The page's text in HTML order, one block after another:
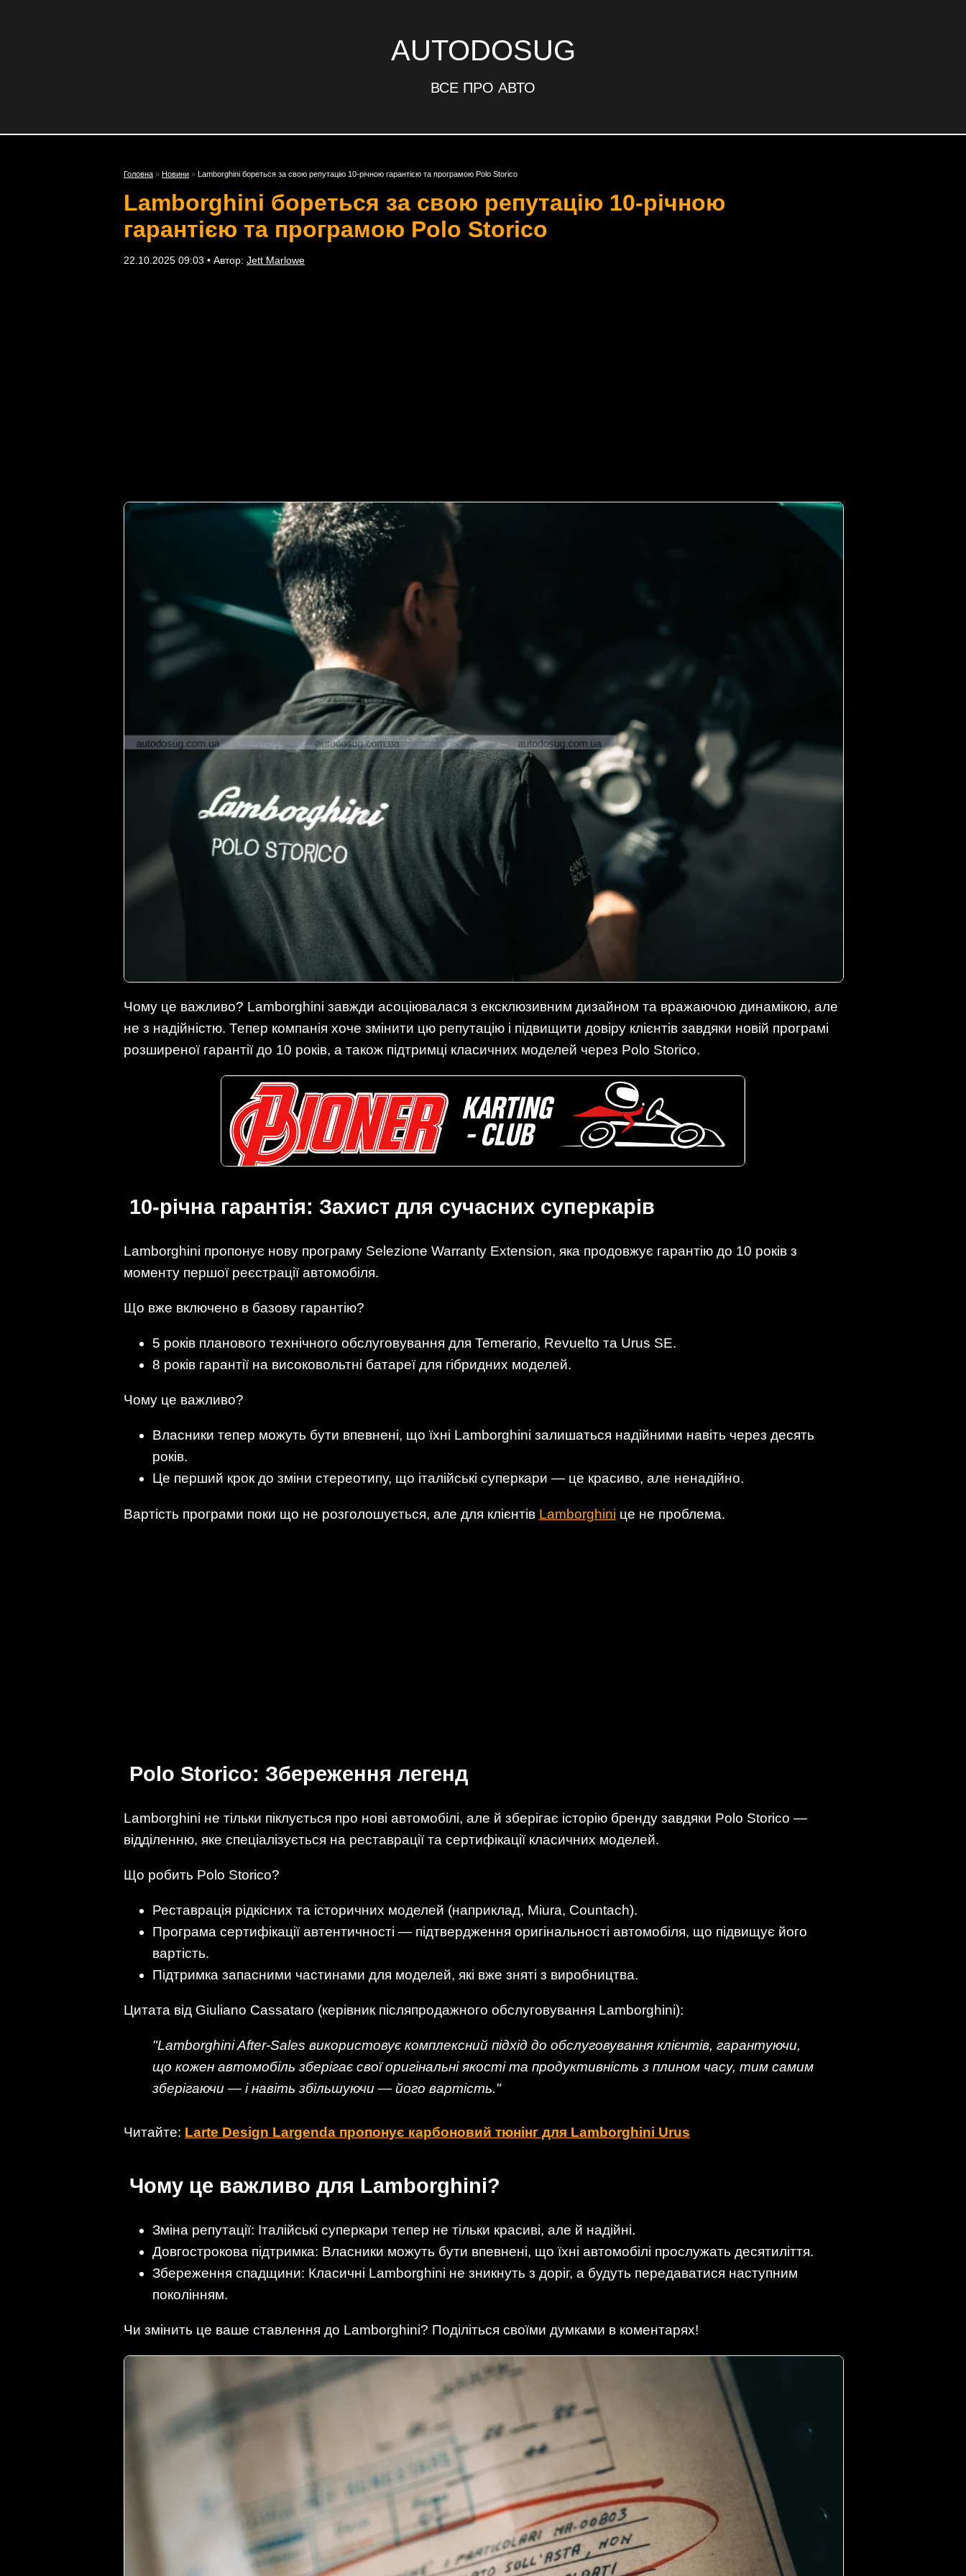
AUTODOSUG
ВСЕ ПРО АВТО
Головна » Новини » Lamborghini бореться за свою репутацію 10-річною гарантією та програмою Polo Storico
Lamborghini бореться за свою репутацію 10-річною
гарантією та програмою Polo Storico
22.10.2025 09:03 • Автор: Jett Marlowe
Чому це важливо? Lamborghini завжди асоціювалася з ексклюзивним дизайном та вражаючою динамікою, але
не з надійністю. Тепер компанія хоче змінити цю репутацію і підвищити довіру клієнтів завдяки новій програмі
розширеної гарантії до 10 років, а також підтримці класичних моделей через Polo Storico.
10-річна гарантія: Захист для сучасних суперкарів
Lamborghini пропонує нову програму Selezione Warranty Extension, яка продовжує гарантію до 10 років з
моменту першої реєстрації автомобіля.
Що вже включено в базову гарантію?
5 років планового технічного обслуговування для Temerario, Revuelto та Urus SE.
8 років гарантії на високовольтні батареї для гібридних моделей.
Чому це важливо?
Власники тепер можуть бути впевнені, що їхні Lamborghini залишаться надійними навіть через десять
років.
Це перший крок до зміни стереотипу, що італійські суперкари — це красиво, але ненадійно.
Вартість програми поки що не розголошується, але для клієнтів Lamborghini це не проблема.
Polo Storico: Збереження легенд
Lamborghini не тільки піклується про нові автомобілі, але й зберігає історію бренду завдяки Polo Storico —
відділенню, яке спеціалізується на реставрації та сертифікації класичних моделей.
Що робить Polo Storico?
Реставрація рідкісних та історичних моделей (наприклад, Miura, Countach).
Програма сертифікації автентичності — підтвердження оригінальності автомобіля, що підвищує його
вартість.
Підтримка запасними частинами для моделей, які вже зняті з виробництва.
Цитата від Giuliano Cassataro (керівник післяпродажного обслуговування Lamborghini):
"Lamborghini After-Sales використовує комплексний підхід до обслуговування клієнтів, гарантуючи,
що кожен автомобіль зберігає свої оригінальні якості та продуктивність з плином часу, тим самим
зберігаючи — і навіть збільшуючи — його вартість."
Читайте: Larte Design Largenda пропонує карбоновий тюнінг для Lamborghini Urus
Чому це важливо для Lamborghini?
Зміна репутації: Італійські суперкари тепер не тільки красиві, але й надійні.
Довгострокова підтримка: Власники можуть бути впевнені, що їхні автомобілі прослужать десятиліття.
Збереження спадщини: Класичні Lamborghini не зникнуть з доріг, а будуть передаватися наступним
поколінням.
Чи змінить це ваше ставлення до Lamborghini? Поділіться своїми думками в коментарях!